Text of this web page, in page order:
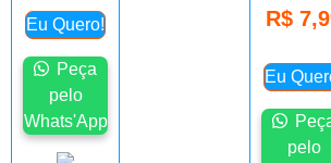
Eu Quero!
Peça
pelo
Whats'App
R$
Eu
pelo